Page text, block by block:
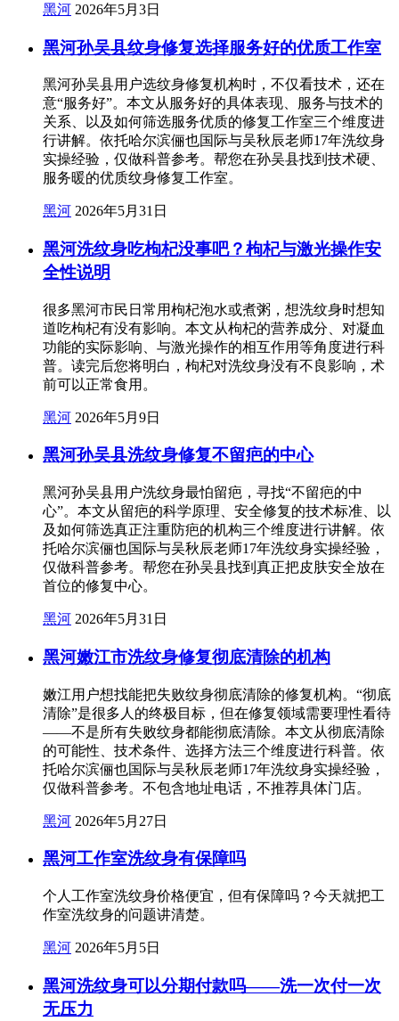
黑河 2026年5月3日
黑河孙吴县纹身修复选择服务好的优质工作室
黑河孙吴县用户选纹身修复机构时，不仅看技术，还在
意“服务好”。本文从服务好的具体表现、服务与技术的
关系、以及如何筛选服务优质的修复工作室三个维度进
行讲解。依托哈尔滨俪也国际与吴秋辰老师17年洗纹身
实操经验，仅做科普参考。帮您在孙吴县找到技术硬、
服务暖的优质纹身修复工作室。
黑河 2026年5月31日
黑河洗纹身吃枸杞没事吧？枸杞与激光操作安
全性说明
很多黑河市民日常用枸杞泡水或煮粥，想洗纹身时想知
道吃枸杞有没有影响。本文从枸杞的营养成分、对凝血
功能的实际影响、与激光操作的相互作用等角度进行科
普。读完后您将明白，枸杞对洗纹身没有不良影响，术
前可以正常食用。
黑河 2026年5月9日
黑河孙吴县洗纹身修复不留疤的中心
黑河孙吴县用户洗纹身最怕留疤，寻找“不留疤的中
心”。本文从留疤的科学原理、安全修复的技术标准、以
及如何筛选真正注重防疤的机构三个维度进行讲解。依
托哈尔滨俪也国际与吴秋辰老师17年洗纹身实操经验，
仅做科普参考。帮您在孙吴县找到真正把皮肤安全放在
首位的修复中心。
黑河 2026年5月31日
黑河嫩江市洗纹身修复彻底清除的机构
嫩江用户想找能把失败纹身彻底清除的修复机构。“彻底
清除”是很多人的终极目标，但在修复领域需要理性看待
——不是所有失败纹身都能彻底清除。本文从彻底清除
的可能性、技术条件、选择方法三个维度进行科普。依
托哈尔滨俪也国际与吴秋辰老师17年洗纹身实操经验，
仅做科普参考。不包含地址电话，不推荐具体门店。
黑河 2026年5月27日
黑河工作室洗纹身有保障吗
个人工作室洗纹身价格便宜，但有保障吗？今天就把工
作室洗纹身的问题讲清楚。
黑河 2026年5月5日
黑河洗纹身可以分期付款吗——洗一次付一次
无压力